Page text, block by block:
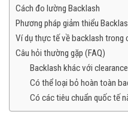
Cách đo lường Backlash
Phương pháp giảm thiểu
Ví dụ thực tế về backlash trong
Câu hỏi thường gặp (FAQ)
Backlash khác với
Có thể loại bỏ hoàn toàn
Có các tiêu chuẩn quốc tế